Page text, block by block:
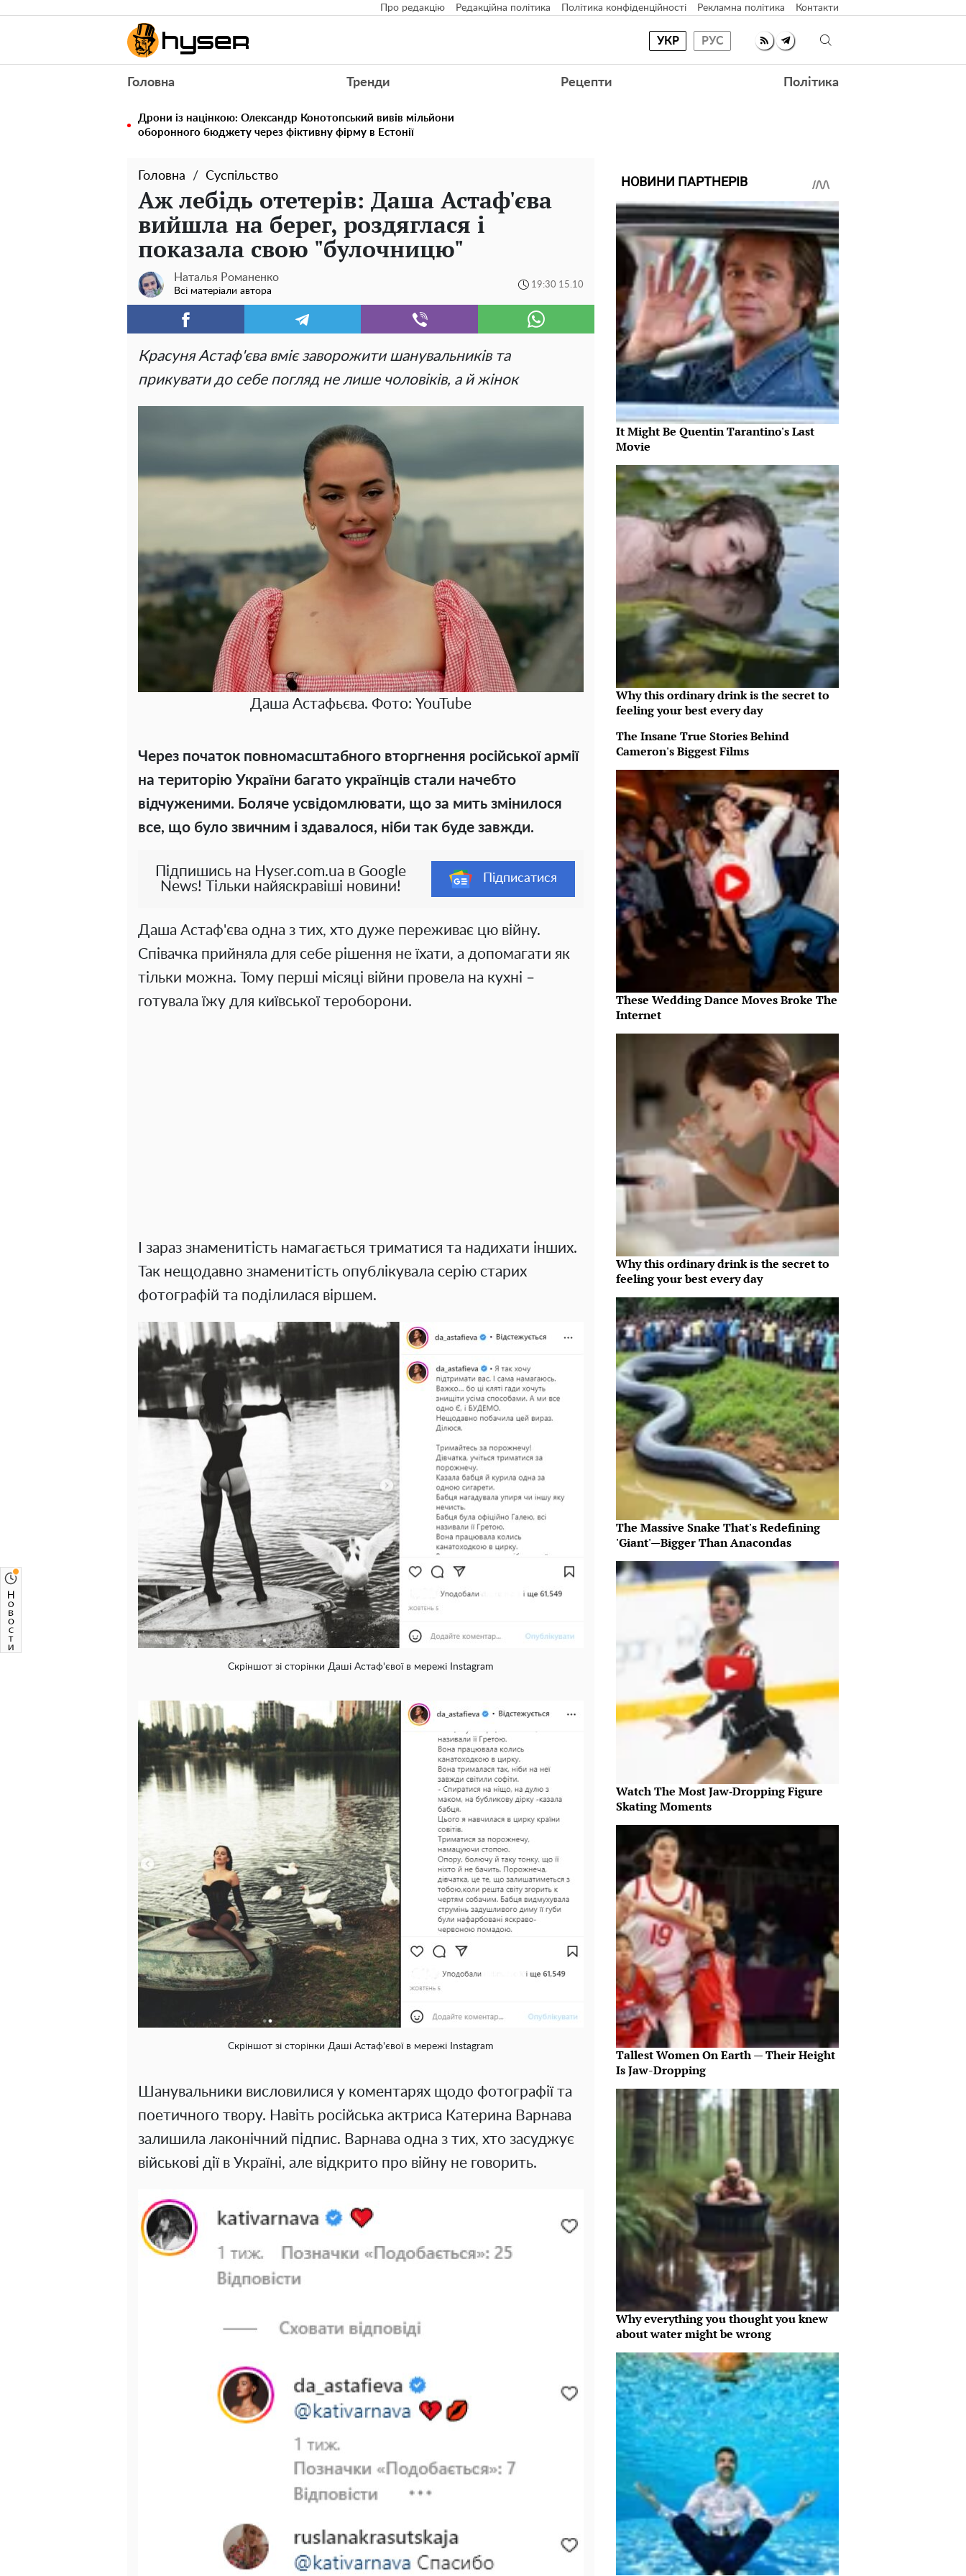
Про редакцію Редакційна політика Політика конфіденційності Рекламна політика Контакти
УКР РУС
Головна Тренди Рецепти Політика
Дрони із націнкою: Олександр Конотопський вивів мільйони
оборонного бюджету через фіктивну фірму в Естонії
Головна Суспільство
Аж лебідь отетерів: Даша Астаф'єва
вийшла на берег, роздяглася і
показала свою "булочницю"
Наталья Романенко
Всі матеріали автора
19:30 15.10
Красуня Астаф'єва вміє заворожити шанувальників та
прикувати до себе погляд не лише чоловіків, а й жінок
Даша Астафьєва. Фото: YouTube
Через початок повномасштабного вторгнення російської армії
на територію України багато українців стали начебто
відчуженими. Боляче усвідомлювати, що за мить змінилося
все, що було звичним і здавалося, ніби так буде завжди.
Підпишись на Hyser.com.ua в Google
News! Тільки найяскравіші новини!
Підписатися
Даша Астаф'єва одна з тих, хто дуже переживає цю війну.
Співачка прийняла для себе рішення не їхати, а допомагати як
тільки можна. Тому перші місяці війни провела на кухні –
готувала їжу для київської тероборони.
І зараз знаменитість намагається триматися та надихати інших.
Так нещодавно знаменитість опублікувала серію старих
фотографій та поділилася віршем.
Скріншот зі сторінки Даші Астаф'євої в мережі Instagram
Скріншот зі сторінки Даші Астаф'євої в мережі Instagram
Шанувальники висловилися у коментарях щодо фотографії та
поетичного твору. Навіть російська актриса Катерина Варнава
залишила лаконічний підпис. Варнава одна з тих, хто засуджує
військові дії в Україні, але відкрито про війну не говорить.
НОВИНИ ПАРТНЕРІВ
It Might Be Quentin Tarantino's Last
Movie
Why this ordinary drink is the secret to
feeling your best every day
The Insane True Stories Behind
Cameron's Biggest Films
These Wedding Dance Moves Broke The
Internet
Why this ordinary drink is the secret to
feeling your best every day
The Massive Snake That's Redefining
'Giant'—Bigger Than Anacondas
Watch The Most Jaw‑Dropping Figure
Skating Moments
Tallest Women On Earth — Their Height
Is Jaw-Dropping
Why everything you thought you knew
about water might be wrong